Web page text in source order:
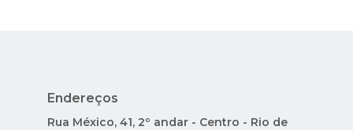
Endereços
Rua México, 41, 2º andar - Centro - Rio de